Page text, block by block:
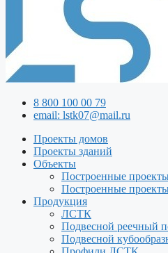
8 800 100 00 79
email: lstk07@mail.ru
Проекты домов
Проекты зданий
Объекты
Построенные
Построенные
Продукция
ЛСТК
Подвесной реечный
Подвесной